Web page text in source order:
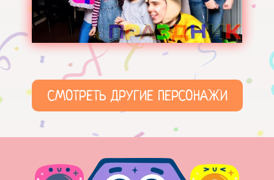
СМОТРЕТЬ ДРУГИЕ ПЕРСОНАЖИ